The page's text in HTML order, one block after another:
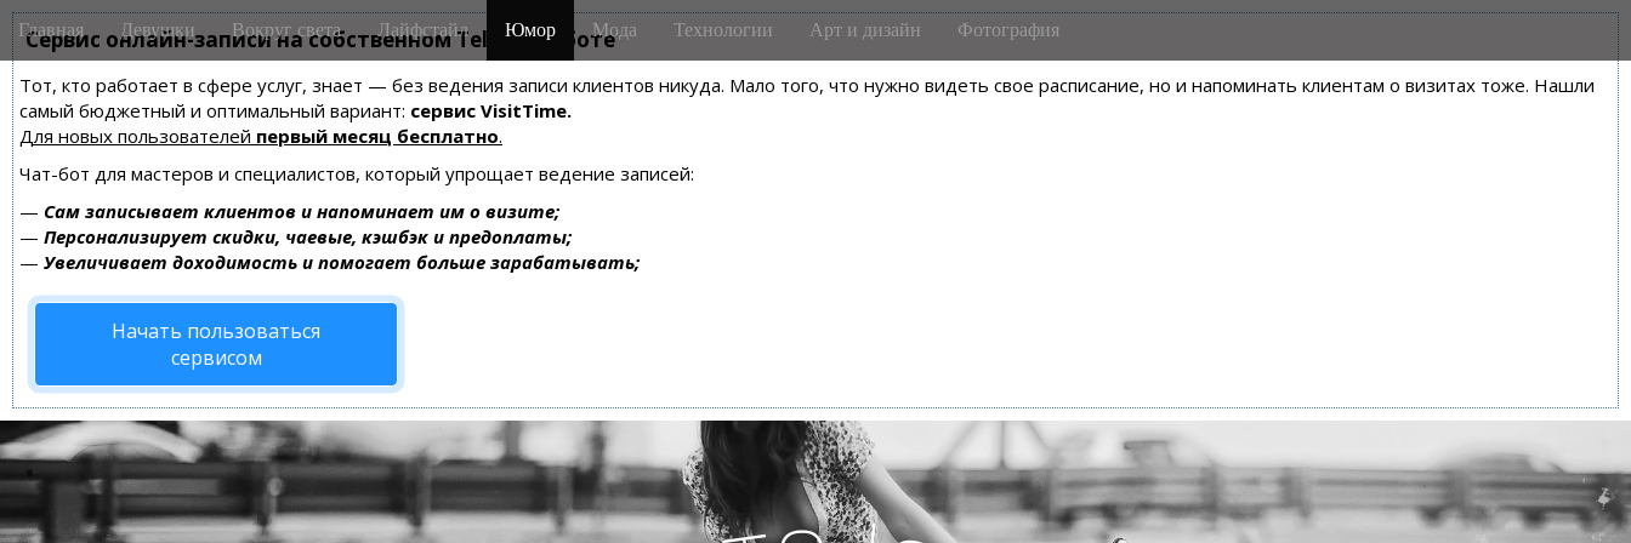
Сервис онлайн-записи на собственном Telegram-боте
Тот, кто работает в сфере услуг, знает — без ведения записи клиентов никуда. Мало того, что нужно видеть свое расписание, но и напоминать клиентам о визитах тоже. Нашли
самый бюджетный и оптимальный вариант: сервис VisitTime.
Для новых пользователей первый месяц бесплатно.
Чат-бот для мастеров и специалистов, который упрощает ведение записей:
— Сам записывает клиентов и напоминает им о визите;
— Персонализирует скидки, чаевые, кэшбэк и предоплаты;
— Увеличивает доходимость и помогает больше зарабатывать;
Начать пользоваться
сервисом
M
a
n
m
e
n
u
i
Главная Девушки Вокруг света Лайфстайл Юмор Мода Технологии Арт и дизайн Фотография